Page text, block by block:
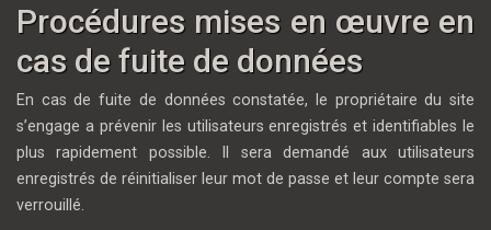
Procédures mises en œuvre en
cas de fuite de données
En cas de fuite de données constatée, le propriétaire du site
s’engage a prévenir les utilisateurs enregistrés et identifiables le
plus rapidement possible. Il sera demandé aux utilisateurs
enregistrés de réinitialiser leur mot de passe et leur compte sera
verrouillé.